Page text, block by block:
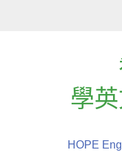
學
HOPE